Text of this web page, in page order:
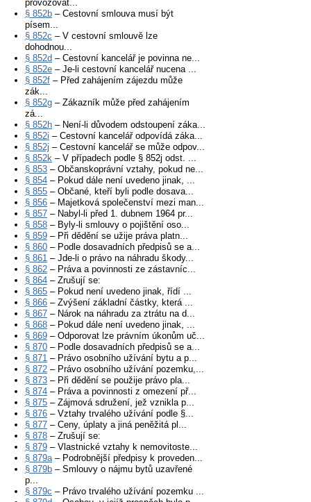
provozovat...
§ 852b – Cestovní smlouva musí být
písem...
§ 852c – V cestovní smlouvě lze
dohodnou...
§ 852d – Cestovní kancelář je povinna ne...
§ 852e – Je-li cestovní kancelář nucena ...
§ 852f – Před zahájením zájezdu může
zák...
§ 852g – Zákazník může před zahájením
zá...
§ 852h – Není-li důvodem odstoupení záka...
§ 852i – Cestovní kancelář odpovídá záka...
§ 852j – Cestovní kancelář se může odpov...
§ 852k – V případech podle § 852j odst. ...
§ 853 – Občanskoprávní vztahy, pokud ne...
§ 854 – Pokud dále není uvedeno jinak, ...
§ 855 – Občané, kteří byli podle dosava...
§ 856 – Majetková společenství mezi man...
§ 857 – Nabyl-li před 1. dubnem 1964 pr...
§ 858 – Byly-li smlouvy o pojištění oso...
§ 859 – Při dědění se užije práva platn...
§ 860 – Podle dosavadních předpisů se a...
§ 861 – Jde-li o právo na náhradu škody...
§ 862 – Práva a povinnosti ze zástavníc...
§ 864 – Zrušují se:
§ 865 – Pokud není uvedeno jinak, řídí ...
§ 866 – Zvýšení základní částky, která ...
§ 867 – Nárok na náhradu za ztrátu na d...
§ 868 – Pokud dále není uvedeno jinak, ...
§ 869 – Odporovat lze právním úkonům uč...
§ 870 – Podle dosavadních předpisů se a...
§ 871 – Právo osobního užívání bytu a p...
§ 872 – Právo osobního užívání pozemku,...
§ 873 – Při dědění se použije právo pla...
§ 874 – Práva a povinnosti z omezení př...
§ 875 – Zájmová sdružení, jež vznikla p...
§ 876 – Vztahy trvalého užívání podle §...
§ 877 – Ceny, úplaty a jiná peněžitá pl...
§ 878 – Zrušují se:
§ 879 – Vlastnické vztahy k nemovitoste...
§ 879a– Podrobnější předpisy k proveden...
§ 879b – Smlouvy o nájmu bytů uzavřené
p...
§ 879c – Právo trvalého užívání pozemku ...